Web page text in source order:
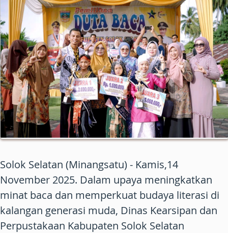
Solok Selatan (Minangsatu) - Kamis,14
November 2025. Dalam upaya meningkatkan
minat baca dan memperkuat budaya literasi di
kalangan generasi muda, Dinas Kearsipan dan
Perpustakaan Kabupaten Solok Selatan